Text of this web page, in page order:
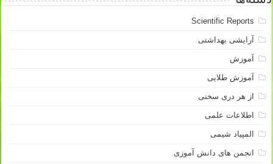
Scientific Reports
آرایشی بهداشتی
آموزش
آموزش طلایی
از هر دری سخنی
اطلاعات علمی
المپیاد شیمی
انجمن های دانش آموزی